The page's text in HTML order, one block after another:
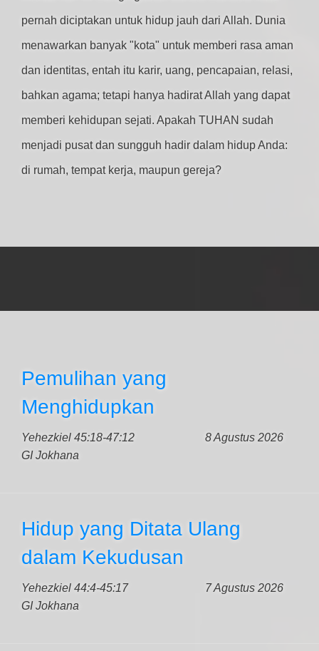
pernah diciptakan untuk hidup jauh dari Allah. Dunia
menawarkan banyak "kota" untuk memberi rasa aman
dan identitas, entah itu karir, uang, pencapaian, relasi,
bahkan agama; tetapi hanya hadirat Allah yang dapat
memberi kehidupan sejati. Apakah TUHAN sudah
menjadi pusat dan sungguh hadir dalam hidup Anda:
di rumah, tempat kerja, maupun gereja?
Pemulihan yang
Menghidupkan
Yehezkiel 45:18-47:12
8 Agustus 2026
GI Jokhana
Hidup yang Ditata Ulang
dalam Kekudusan
Yehezkiel 44:4-45:17
7 Agustus 2026
GI Jokhana